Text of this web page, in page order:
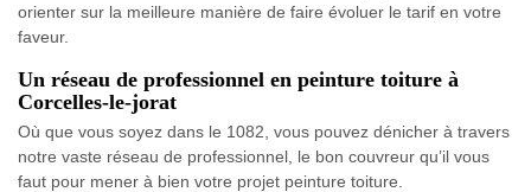
orienter sur la meilleure manière de faire évoluer le tarif en votre
faveur.
Un réseau de professionnel en peinture toiture à
Corcelles-le-jorat
Où que vous soyez dans le 1082, vous pouvez dénicher à travers
notre vaste réseau de professionnel, le bon couvreur qu’il vous
faut pour mener à bien votre projet peinture toiture.